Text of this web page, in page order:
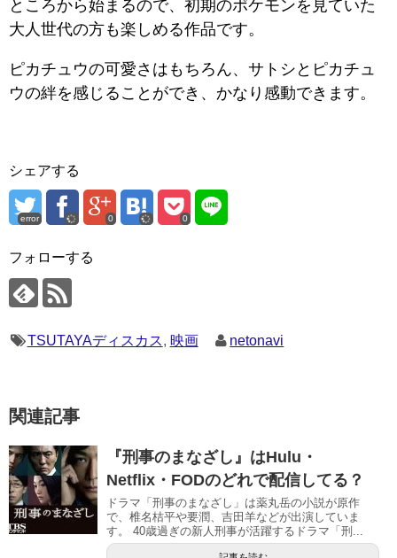
ところから始まるので、初期のポケモンを見ていた
大人世代の方も楽しめる作品です。
ピカチュウの可愛さはもちろん、サトシとピカチュ
ウの絆を感じることができ、かなり感動できます。
シェアする
error 0 0
フォローする
TSUTAYAディスカス, 映画 netonavi
関連記事
『刑事のまなざし』はHulu・
Netflix・FODのどれで配信してる？
ドラマ「刑事のまなざし」は薬丸岳の小説が原作
で、椎名桔平や要潤、吉田羊などが出演していま
す。 40歳過ぎの新人刑事が活躍するドラマ「刑...